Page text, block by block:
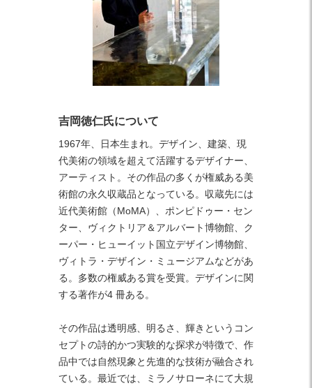
吉岡徳仁氏について
1967年、日本生まれ。デザイン、建築、現
代美術の領域を超えて活躍するデザイナー、
アーティスト。その作品の多くが権威ある美
術館の永久収蔵品となっている。収蔵先には
近代美術館（MoMA）、ポンピドゥー・セン
ター、ヴィクトリア＆アルバート博物館、ク
ーパー・ヒューイット国立デザイン博物館、
ヴィトラ・デザイン・ミュージアムなどがあ
る。多数の権威ある賞を受賞。デザインに関
する著作が4 冊ある。
その作品は透明感、明るさ、輝きというコン
セプトの詩的かつ実験的な探求が特徴で、作
品中では自然現象と先進的な技術が融合され
ている。最近では、ミラノサローネにて大規